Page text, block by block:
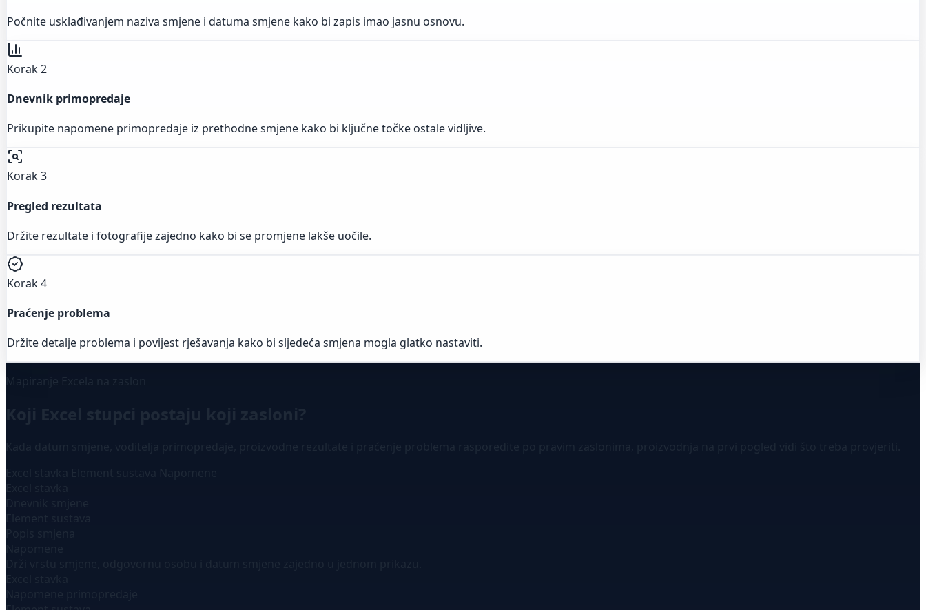
Počnite usklađivanjem naziva smjene i datuma smjene kako bi zapis imao jasnu osnovu.
Korak 2
Dnevnik primopredaje
Prikupite napomene primopredaje iz prethodne smjene kako bi ključne točke ostale vidljive.
Korak 3
Pregled rezultata
Držite rezultate i fotografije zajedno kako bi se promjene lakše uočile.
Korak 4
Praćenje problema
Držite detalje problema i povijest rješavanja kako bi sljedeća smjena mogla glatko nastaviti.